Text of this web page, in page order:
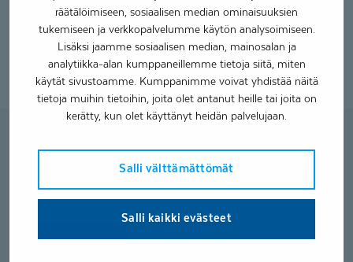
räätälöimiseen, sosiaalisen median ominaisuuksien
tukemiseen ja verkkopalvelumme käytön analysoimiseen.
Lisäksi jaamme sosiaalisen median, mainosalan ja
analytiikka-alan kumppaneillemme tietoja siitä, miten
käytät sivustoamme. Kumppanimme voivat yhdistää näitä
tietoja muihin tietoihin, joita olet antanut heille tai joita on
kerätty, kun olet käyttänyt heidän palvelujaan.
Salli välttämättömät
Salli kaikki evästeet
HUS palveluseteliasiakkaat gastroskopia
HUS palveluseteliasiakkaat kolonoskopia
LT, gastroenterologian ja sisätautien erikoislääkäri
Lisää hakuasi vastaavia